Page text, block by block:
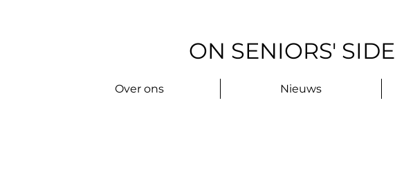
ON SENIORS' SIDE
Over ons Nieuws